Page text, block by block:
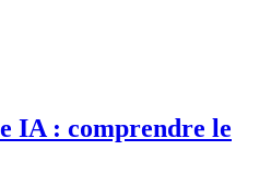
IA : comprendre le